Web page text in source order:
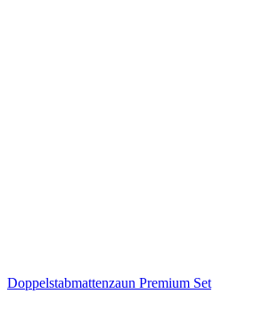
Doppelstabmattenzaun Premium Set